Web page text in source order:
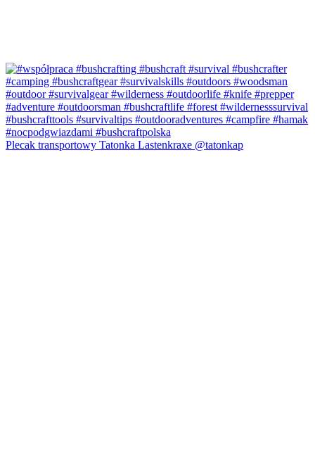
Plecak transportowy Tatonka Lastenkraxe @tatonkap